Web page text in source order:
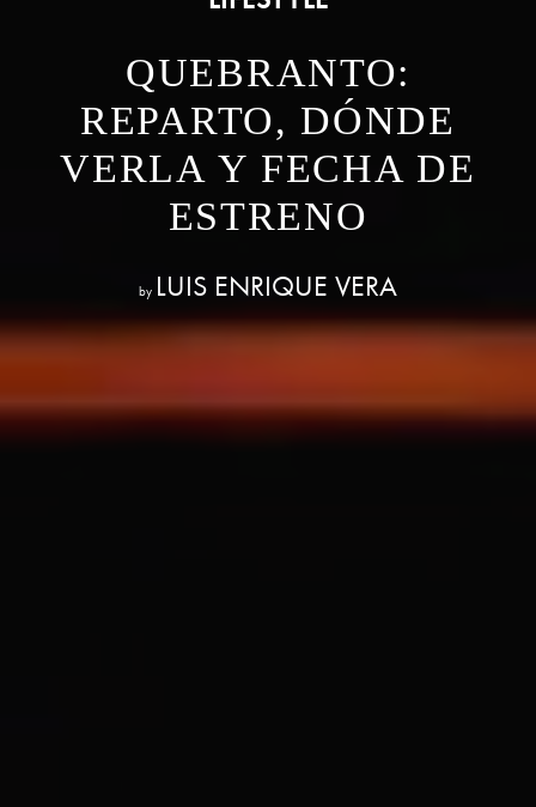
QUEBRANTO:
REPARTO, DÓNDE
VERLA Y FECHA DE
ESTRENO
by LUIS ENRIQUE VERA